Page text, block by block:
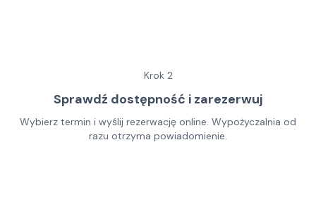
Krok 2
Sprawdź dostępność i zarezerwuj
Wybierz termin i wyślij rezerwację online. Wypożyczalnia od
razu otrzyma powiadomienie.